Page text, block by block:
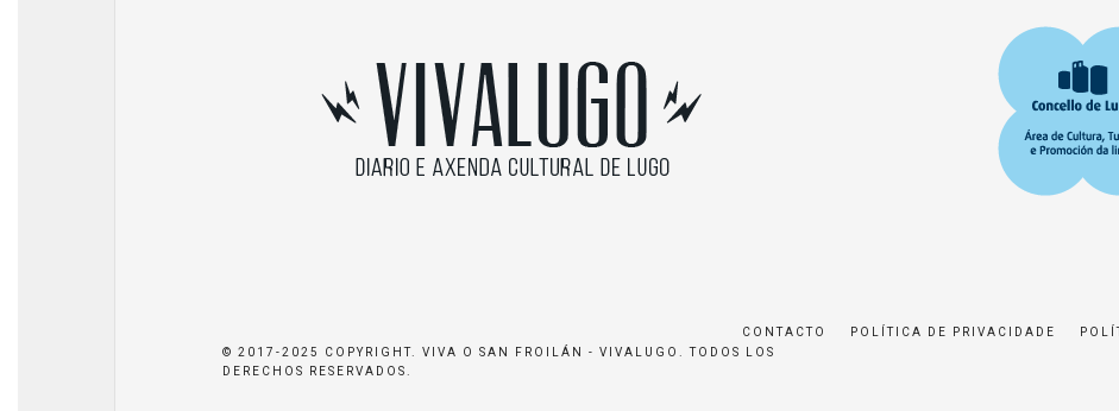
CONTACTO POLÍTICA DE PRIVACIDADE
© 2017-2025 COPYRIGHT. VIVA O SAN FROILÁN - VIVALUGO. TODOS LOS
DERECHOS RESERVADOS.